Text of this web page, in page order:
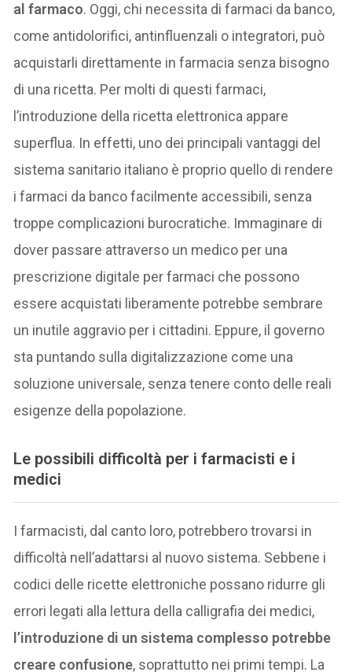
al farmaco. Oggi, chi necessita di farmaci da banco,
come antidolorifici, antinfluenzali o integratori, può
acquistarli direttamente in farmacia senza bisogno
di una ricetta. Per molti di questi farmaci,
l’introduzione della ricetta elettronica appare
superflua. In effetti, uno dei principali vantaggi del
sistema sanitario italiano è proprio quello di rendere
i farmaci da banco facilmente accessibili, senza
troppe complicazioni burocratiche. Immaginare di
dover passare attraverso un medico per una
prescrizione digitale per farmaci che possono
essere acquistati liberamente potrebbe sembrare
un inutile aggravio per i cittadini. Eppure, il governo
sta puntando sulla digitalizzazione come una
soluzione universale, senza tenere conto delle reali
esigenze della popolazione.
Le possibili difficoltà per i farmacisti e i
medici
I farmacisti, dal canto loro, potrebbero trovarsi in
difficoltà nell’adattarsi al nuovo sistema. Sebbene i
codici delle ricette elettroniche possano ridurre gli
errori legati alla lettura della calligrafia dei medici,
l’introduzione di un sistema complesso potrebbe
creare confusione, soprattutto nei primi tempi. La